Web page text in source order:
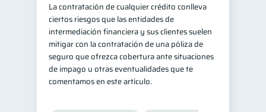
La contratación de cualquier crédito conlleva
ciertos riesgos que las entidades de
intermediación financiera y sus clientes suelen
mitigar con la contratación de una póliza de
seguro que ofrezca cobertura ante situaciones
de impago u otras eventualidades que te
comentamos en este artículo.